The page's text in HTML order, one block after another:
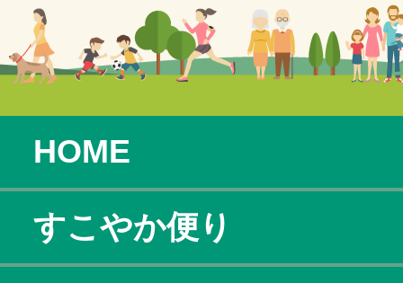
HOME
すこやか便り